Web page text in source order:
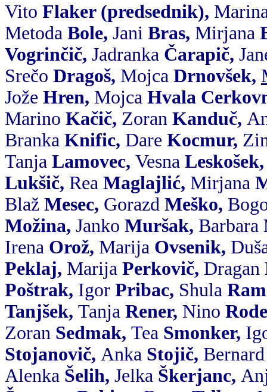
Vito Flaker (predsednik),
Metoda Bole, Jani Bras, Mirjana
Vogrinčič, Jadranka Čarapič,
Srečo Dragoš, Mojca Drnovšek,
Jože Hren, Mojca Hvala
Marino Kačič, Zoran Kanduč,
Branka Knific, Dare Kocmur,
Tanja Lamovec, Vesna Leskošek
Lukšič, Rea Maglajlić, Mirjana
Blaž Mesec, Gorazd Meško,
Možina, Janko Muršak, Barbara
Irena Orož, Marija Ovsenik,
Peklaj, Marija Perkovič, Dragan
Poštrak, Igor Pribac, Shula
Tanjšek, Tanja Rener, Nino Rode
Zoran Sedmak, Tea Smonker,
Stojanovič, Anka Stojič, Bernard
Alenka Šelih, Jelka Škerjanc,